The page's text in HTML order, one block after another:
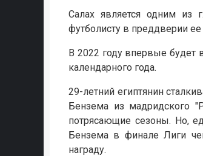
Салах является одним из
футболисту в преддверии
В 2022 году впервые будет
календарного года.
29-летний египтянин
Бензема из мадридского
потрясающие сезоны. Но,
Бензема в финале Лиги
награду.